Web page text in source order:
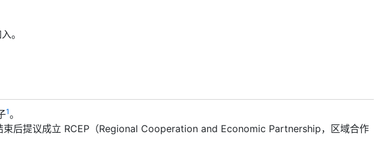
。
1。
束后提议成立 RCEP（Regional Cooperation and Economic Partnership，区域合作